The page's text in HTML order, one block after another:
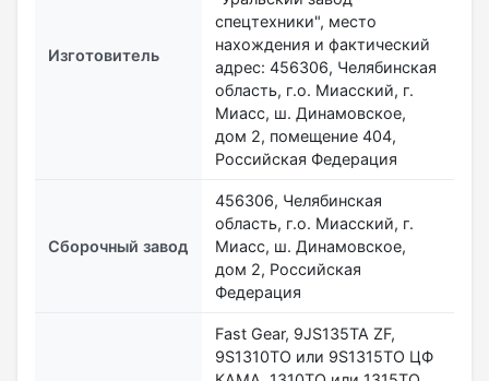
Изготовитель
спецтехники", место
нахождения и фактический
адрес: 456306, Челябинская
область, г.о. Миасский, г.
Миасс, ш. Динамовское,
дом 2, помещение 404,
Российская Федерация
Сборочный завод
456306, Челябинская
область, г.о. Миасский, г.
Миасс, ш. Динамовское,
дом 2, Российская
Федерация
Fast Gear, 9JS135ТА ZF,
9S1310ТО или 9S1315ТО ЦФ